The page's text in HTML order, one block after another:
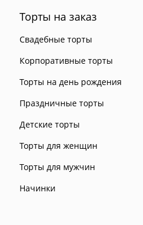
Торты на заказ
Свадебные торты
Корпоративные торты
Торты на день рождения
Праздничные торты
Детские торты
Торты для женщин
Торты для мужчин
Начинки